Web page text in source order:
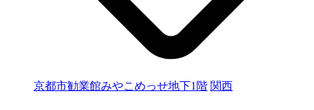
京都市勧業館みやこめっせ地下1階 関西